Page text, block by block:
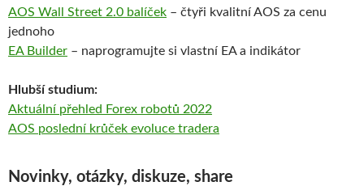
AOS Wall Street 2.0 balíček – čtyři kvalitní AOS za cenu
jednoho
EA Builder – naprogramujte si vlastní EA a indikátor
Hlubší studium:
Aktuální přehled Forex robotů 2022
AOS poslední krůček evoluce tradera
Novinky, otázky, diskuze, share